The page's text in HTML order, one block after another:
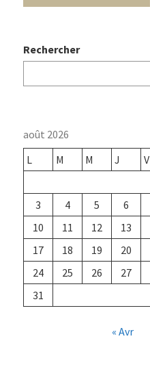
Rechercher
août 2026
L
M M J V
3
4 5 6
10
11 12 13
17
18 19 20
24
25 26 27
31
« Avr